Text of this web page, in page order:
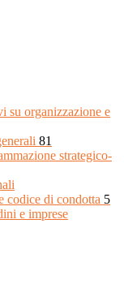
su organizzazione e
81
strategico-
codice di condotta 5
e imprese